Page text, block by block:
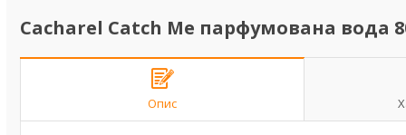
Cacharel Catch Me парфумована вода
Опис